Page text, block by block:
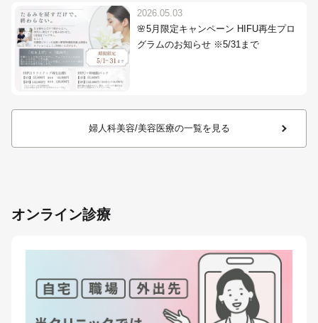
2026.05.03
🌸5月限定キャンペーン HIFU再生プロ
グラムのお知らせ ※5/31まで
婦人科美容/美容医療の一覧を見る
オンライン診療